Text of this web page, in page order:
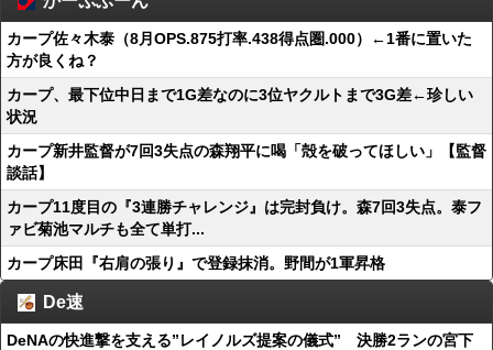
カープ佐々木泰（8月OPS.875打率.438得点圏.000）←1番に置いた
方が良くね？
カープ、最下位中日まで1G差なのに3位ヤクルトまで3G差←珍しい
状況
カープ新井監督が7回3失点の森翔平に喝「殻を破ってほしい」【監督
談話】
カープ11度目の『3連勝チャレンジ』は完封負け。森7回3失点。泰フ
ァビ菊池マルチも全て単打...
カープ床田『右肩の張り』で登録抹消。野間が1軍昇格
De速
DeNAの快進撃を支える”レイノルズ提案の儀式” 決勝2ランの宮下